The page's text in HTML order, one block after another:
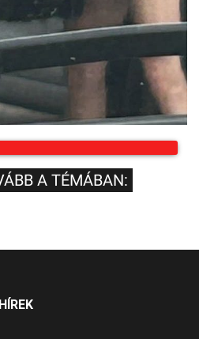
A TÉMÁBAN: